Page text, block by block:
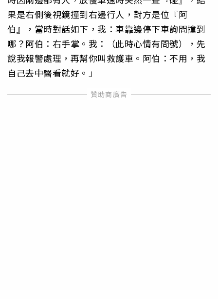
果是右側後視鏡撞到右邊行人，對方是位『阿
伯』，當時對話如下，我：車靠邊停下車詢問撞到
哪？阿伯：右手掌。我：（此時心情有問號），先
說我報警處理，再幫你叫救護車。阿伯：不用，我
自己去中醫看就好。」